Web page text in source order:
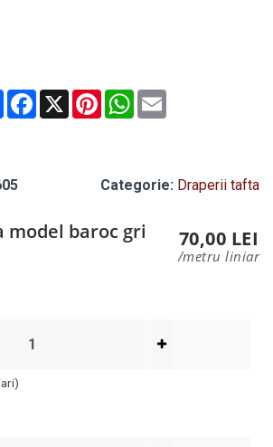
ShareFacebook
X PinterestWhatsApp
Email
Categorie: Draperii tafta
baroc gri
70,00 LEI
/metru liniar